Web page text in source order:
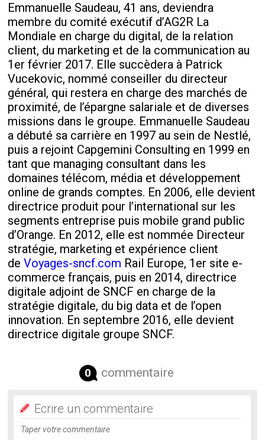
Emmanuelle Saudeau, 41 ans, deviendra
membre du comité exécutif d’AG2R La
Mondiale en charge du digital, de la relation
client, du marketing et de la communication au
1 er février 2017. Elle succèdera à Patrick
Vucekovic, nommé conseiller du directeur
général, qui restera en charge des marchés de
proximité, de l’épargne salariale et de diverses
missions dans le groupe. Emmanuelle Saudeau
a débuté sa carrière en 1997 au sein de Nestlé,
puis a rejoint Capgemini Consulting en 1999 en
tant que managing consultant dans les
domaines télécom, média et développement
online de grands comptes. En 2006, elle devient
directrice produit pour l’international sur les
segments entreprise puis mobile grand public
d’Orange. En 2012, elle est nommée Directeur
stratégie, marketing et expérience client
deVoyages-sncf.com Rail Europe, 1 er site e-
commerce français, puis en 2014, directrice
digitale adjoint de SNCF en charge de la
stratégie digitale, du big data et de l’open
innovation. En septembre 2016, elle devient
directrice digitale groupe SNCF.
0 commentaire
Ecrire un commentaire